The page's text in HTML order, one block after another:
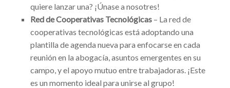
quiere lanzar una? ¡Únase a nosotres!
Red de Cooperativas Tecnológicas – La red de
cooperativas tecnológicas está adoptando una
plantilla de agenda nueva para enfocarse en cada
reunión en la abogacía, asuntos emergentes en su
campo, y el apoyo mutuo entre trabajadoras. ¡Este
es un momento ideal para unirse al grupo!